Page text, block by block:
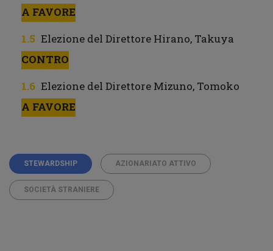
A FAVORE
Elezione del Direttore Hirano, Takuya
CONTRO
Elezione del Direttore Mizuno, Tomoko
A FAVORE
STEWARDSHIP AZIONARIATO ATTIVO
SOCIETÀ STRANIERE